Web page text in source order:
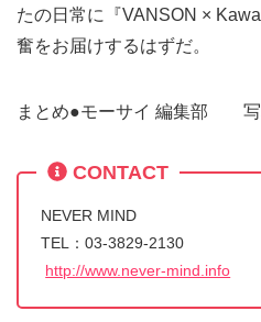
たの日常に『VANSON ×
奮をお届けするはずだ。
まとめ●モーサイ 編集部 写
CONTACT
NEVER MIND
TEL：03-3829-2130
http://www.never-mind.info